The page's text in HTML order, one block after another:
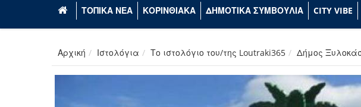
ΤΟΠΙΚΑ ΝΕΑ ΚΟΡΙΝΘΙΑΚΑ ΔΗΜΟΤΙΚΑ ΣΥΜΒΟΥΛΙΑ CITY VIBE
Αρχική Ιστολόγια Το ιστολόγιο του/της Loutraki365 Δήμος